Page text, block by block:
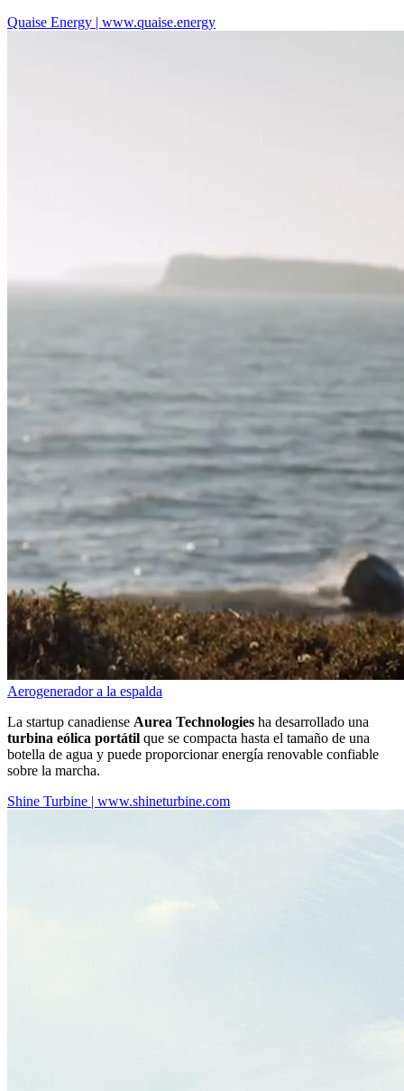
Quaise Energy | www.quaise.energy
Aerogenerador a la espalda
La startup canadiense Aurea Technologies ha desarrollado una
turbina eólica portátil que se compacta hasta el tamaño de una
botella de agua y puede proporcionar energía renovable confiable
sobre la marcha.
Shine Turbine | www.shineturbine.com